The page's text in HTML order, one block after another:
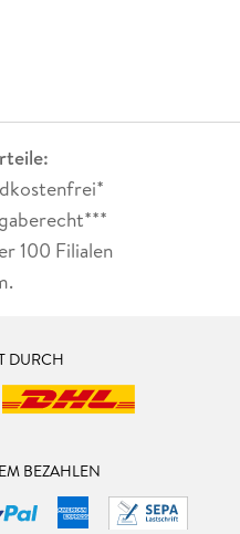
100 Filialen
DURCH
BEZAHLEN